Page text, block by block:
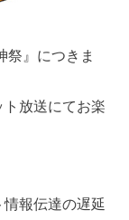
祭』につきま
放送にてお楽
報伝達の遅延